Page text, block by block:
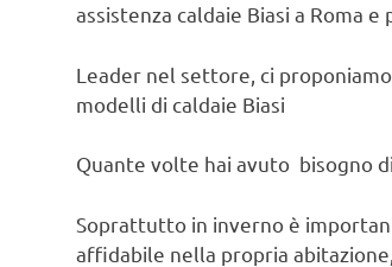
assistenza caldaie Biasi a Roma e
Leader nel settore, ci
modelli di caldaie Biasi
Quante volte hai avuto bisogno
Soprattutto in inverno è
affidabile nella propria